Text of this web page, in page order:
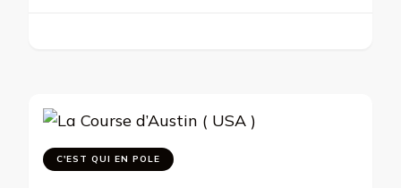
C'EST QUI EN POLE